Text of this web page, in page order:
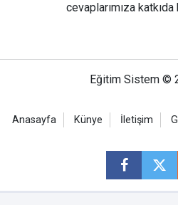
cevaplarımıza
Eğitim Sistem ©
Anasayfa Künye İletişim